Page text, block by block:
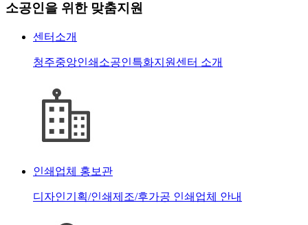
소공인을 위한 맞춤지원
센터소개
청주중앙인쇄소공인특화지원센터 소개
인쇄업체 홍보관
디자인기획/인쇄제조/후가공 인쇄업체 안내